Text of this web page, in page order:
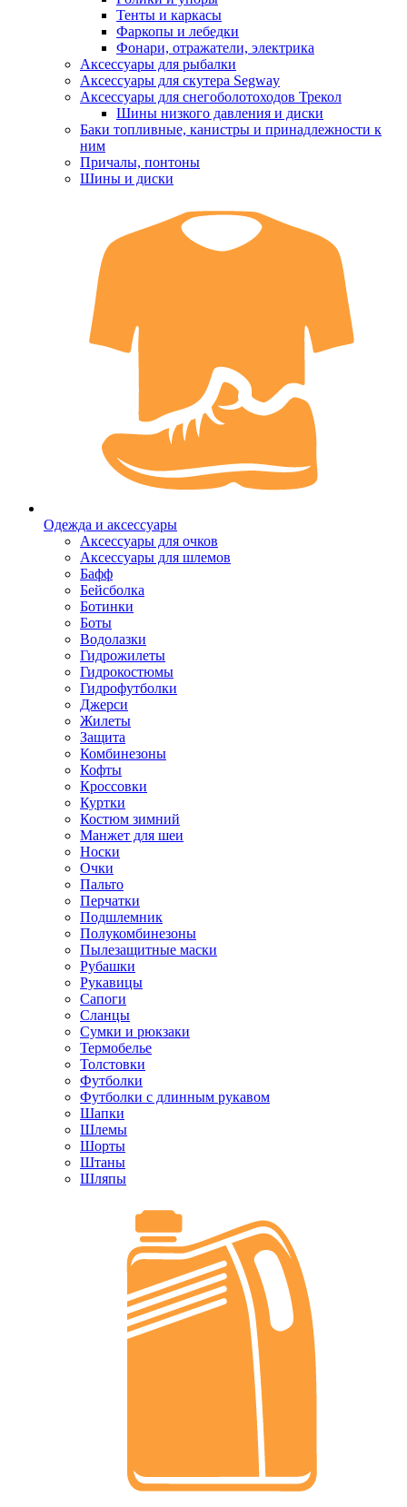
Тенты и каркасы
Фаркопы и лебедки
Фонари, отражатели, электрика
Аксессуары для рыбалки
Аксессуары для скутера Segway
Аксессуары для снегоболотоходов Трекол
Шины низкого давления и диски
Баки топливные, канистры и принадлежности к
ним
Причалы, понтоны
Шины и диски
Одежда и аксессуары
Аксессуары для очков
Аксессуары для шлемов
Бафф
Бейсболка
Ботинки
Боты
Водолазки
Гидрожилеты
Гидрокостюмы
Гидрофутболки
Джерси
Жилеты
Защита
Комбинезоны
Кофты
Кроссовки
Куртки
Костюм зимний
Манжет для шеи
Носки
Очки
Пальто
Перчатки
Подшлемник
Полукомбинезоны
Пылезащитные маски
Рубашки
Рукавицы
Сапоги
Сланцы
Сумки и рюкзаки
Термобелье
Толстовки
Футболки
Футболки с длинным рукавом
Шапки
Шлемы
Шорты
Штаны
Шляпы